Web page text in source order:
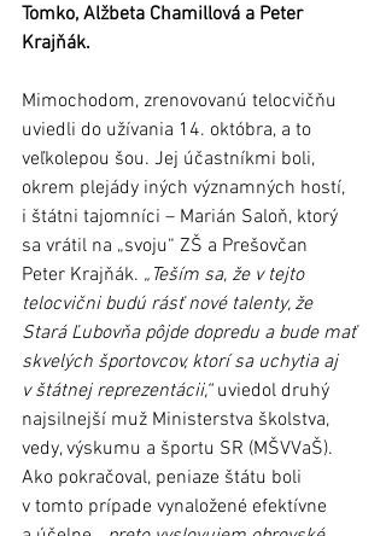
Tomko, Alžbeta Chamillová a Peter
Krajňák.
Mimochodom, zrenovovanú telocvičňu
uviedli do užívania 14. októbra, a to
veľkolepou šou. Jej účastníkmi boli,
okrem plejády iných významných hostí,
i štátni tajomníci – Marián Saloň, ktorý
sa vrátil na „svoju“ ZŠ a Prešovčan
Peter Krajňák. „Teším sa, že v tejto
telocvični budú rásť nové talenty, že
Stará Ľubovňa pôjde dopredu a bude mať
skvelých športovcov, ktorí sa uchytia aj
v štátnej reprezentácii,“ uviedol druhý
najsilnejší muž Ministerstva školstva,
vedy, výskumu a športu SR (MŠVVaŠ).
Ako pokračoval, peniaze štátu boli
v tomto prípade vynaložené efektívne